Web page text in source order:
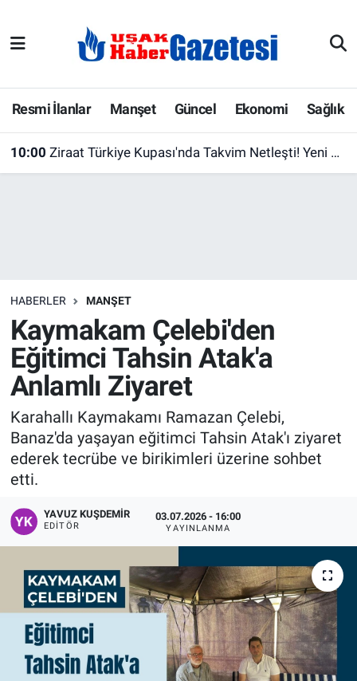
Resmi İlanlar Manşet Güncel Ekonomi Sağlık
10:00 Ziraat Türkiye Kupası'nda Takvim Netleşti! Yeni Sezonun Tarihleri Açıklandı
HABERLER MANŞET
Kaymakam Çelebi'den
Eğitimci Tahsin Atak'a
Anlamlı Ziyaret
Karahallı Kaymakamı Ramazan Çelebi,
Banaz'da yaşayan eğitimci Tahsin Atak'ı ziyaret
ederek tecrübe ve birikimleri üzerine sohbet
etti.
YAVUZ KUŞDEMIR
EDITÖR
03.07.2026 - 16:00
YAYINLANMA
E-Gazete
Ekonomi
Köşe Yazarları
Kültür Sanat
Manşet
Resmi İlanlar
Sağlık
Son Dakika
Spor
Uşak Haberleri
Uşak Hava Durumu
Uşak Trafik Yoğunluk Haritası